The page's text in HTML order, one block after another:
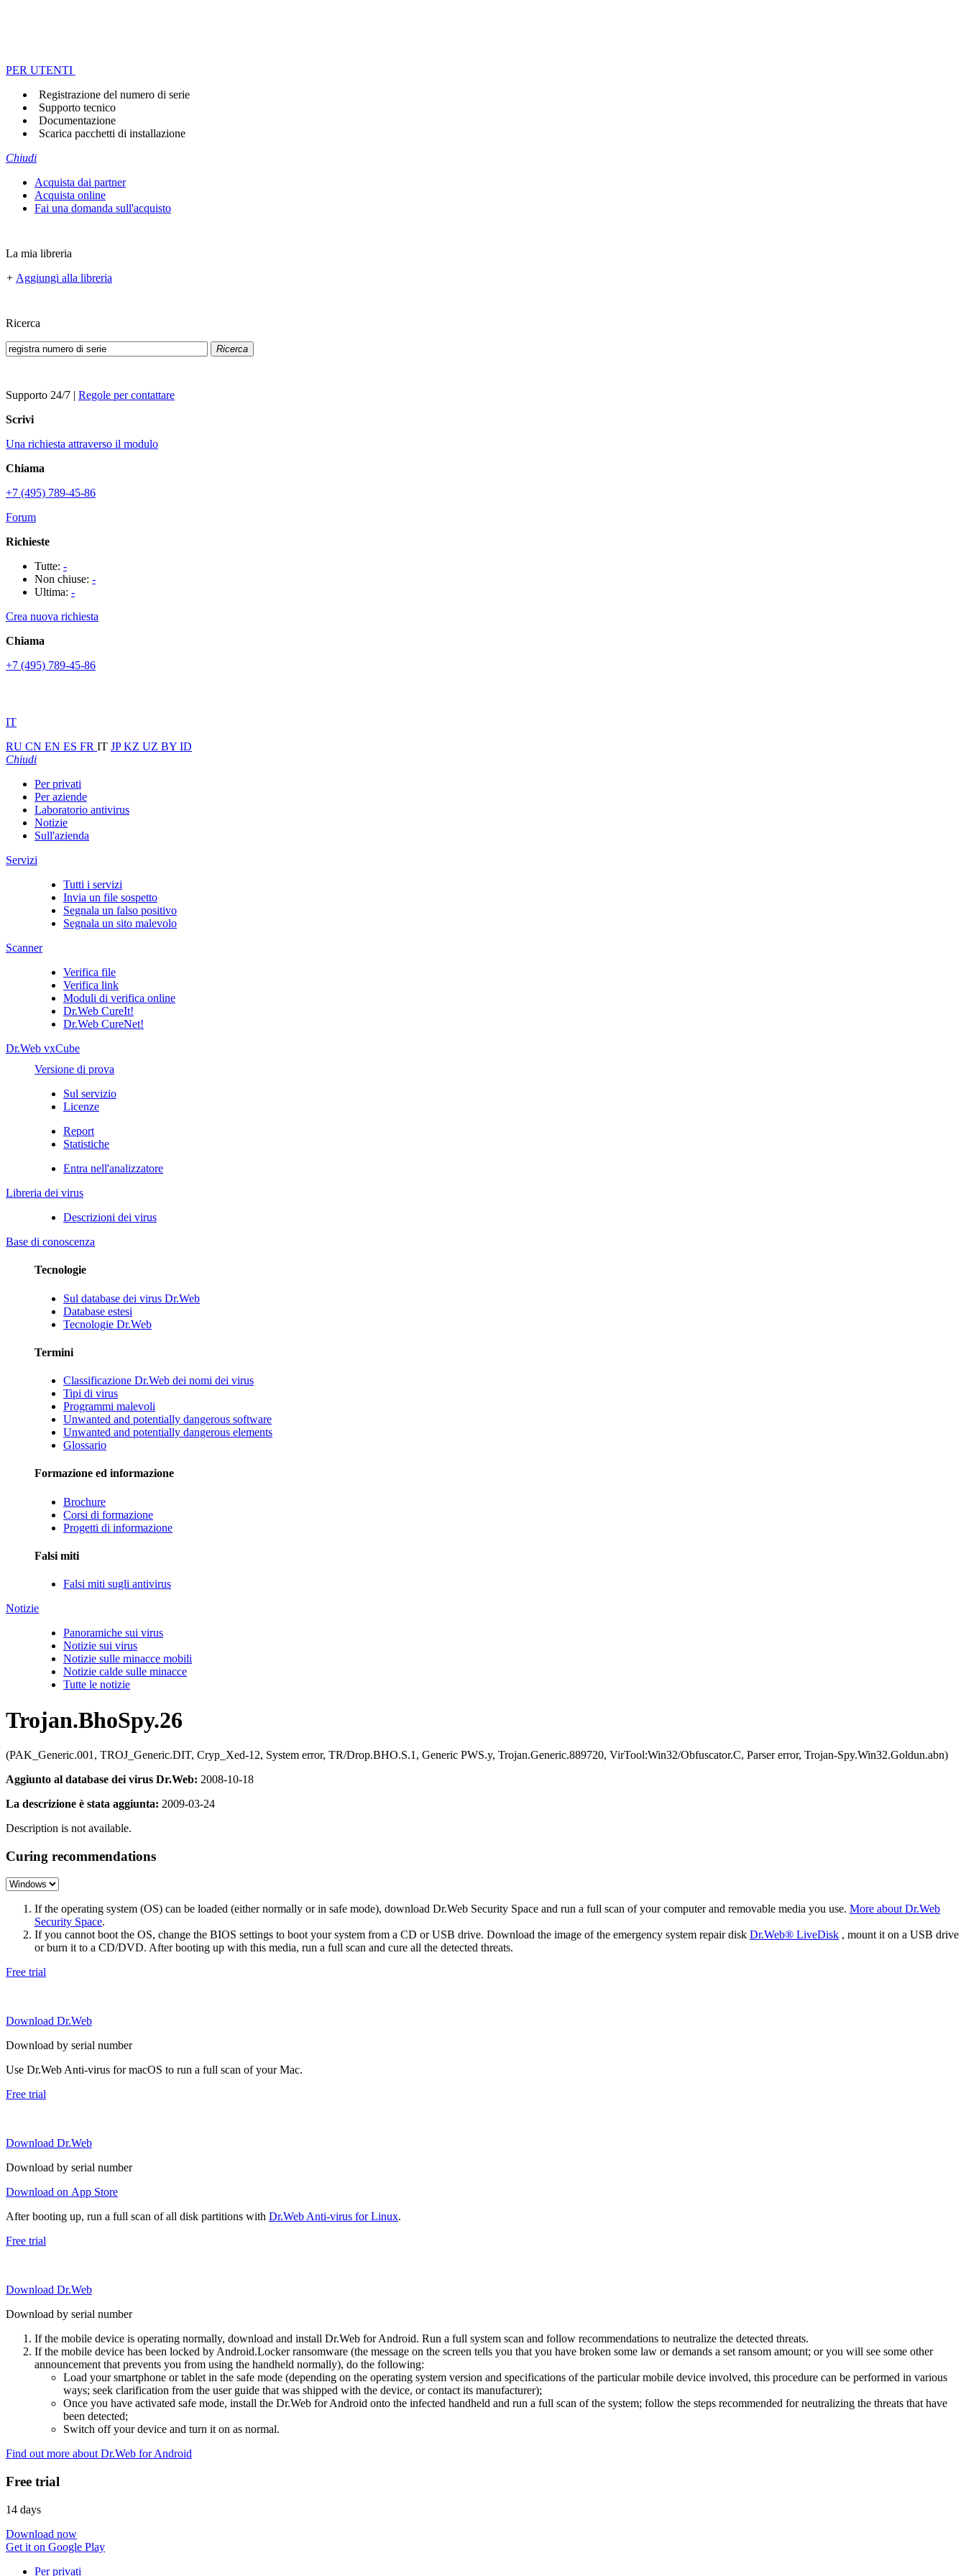
PER UTENTI
Registrazione del numero di serie
Supporto tecnico
Documentazione
Scarica pacchetti di installazione
Chiudi
Acquista dai partner
Acquista online
Fai una domanda sull'acquisto
La mia libreria
+ Aggiungi alla libreria
Ricerca
Ricerca
Supporto 24/7 | Regole per contattare
Scrivi
Una richiesta attraverso il modulo
Chiama
+7 (495) 789-45-86
Forum
Richieste
Tutte: -
Non chiuse: -
Ultima: -
Crea nuova richiesta
Chiama
+7 (495) 789-45-86
IT
RU CN EN ES FR IT JPKZ UZ BY ID
Chiudi
Per privati
Per aziende
Laboratorio antivirus
Notizie
Sull'azienda
Servizi
Tutti i servizi
Invia un file sospetto
Segnala un falso positivo
Segnala un sito malevolo
Scanner
Verifica file
Verifica link
Moduli di verifica online
Dr.Web CureIt!
Dr.Web CureNet!
Dr.Web vxCube
Versione di prova
Sul servizio
Licenze
Report
Statistiche
Entra nell'analizzatore
Libreria dei virus
Descrizioni dei virus
Base di conoscenza
Tecnologie
Sul database dei virus Dr.Web
Database estesi
Tecnologie Dr.Web
Termini
Classificazione Dr.Web dei nomi dei virus
Tipi di virus
Programmi malevoli
Unwanted and potentially dangerous software
Unwanted and potentially dangerous elements
Glossario
Formazione ed informazione
Brochure
Corsi di formazione
Progetti di informazione
Falsi miti
Falsi miti sugli antivirus
Notizie
Panoramiche sui virus
Notizie sui virus
Notizie sulle minacce mobili
Notizie calde sulle minacce
Tutte le notizie
Trojan.BhoSpy.26
(PAK_Generic.001, TROJ_Generic.DIT, Cryp_Xed-12, System error, TR/Drop.BHO.S.1, Generic PWS.y, Trojan.Generic.889720, VirTool:Win32/Obfuscator.C, Parser error, Trojan-Spy.Win32.Goldun.abn)
Aggiunto al database dei virus Dr.Web: 2008-10-18
La descrizione è stata aggiunta: 2009-03-24
Description is not available.
Curing recommendations
If the operating system (OS) can be loaded (either normally or in safe mode), download Dr.Web Security Space and run a full scan of your computer and removable media you use. More about Dr.Web
Security Space.
If you cannot boot the OS, change the BIOS settings to boot your system from a CD or USB drive. Download the image of the emergency system repair disk Dr.Web® LiveDisk , mount it on a USB drive
or burn it to a CD/DVD. After booting up with this media, run a full scan and cure all the detected threats.
Free trial
Download Dr.Web
Download by serial number
Use Dr.Web Anti-virus for macOS to run a full scan of your Mac.
Free trial
Download Dr.Web
Download by serial number
Download on App Store
After booting up, run a full scan of all disk partitions with Dr.Web Anti-virus for Linux.
Free trial
Download Dr.Web
Download by serial number
If the mobile device is operating normally, download and install Dr.Web for Android. Run a full system scan and follow recommendations to neutralize the detected threats.
If the mobile device has been locked by Android.Locker ransomware (the message on the screen tells you that you have broken some law or demands a set ransom amount; or you will see some other
announcement that prevents you from using the handheld normally), do the following:
Load your smartphone or tablet in the safe mode (depending on the operating system version and specifications of the particular mobile device involved, this procedure can be performed in various
ways; seek clarification from the user guide that was shipped with the device, or contact its manufacturer);
Once you have activated safe mode, install the Dr.Web for Android onto the infected handheld and run a full scan of the system; follow the steps recommended for neutralizing the threats that have
been detected;
Switch off your device and turn it on as normal.
Find out more about Dr.Web for Android
Free trial
14 days
Download now
Get it on Google Play
Per privati